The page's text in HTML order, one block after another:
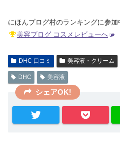
にほんブログ村のランキングに参加
美容ブログ コスメレビューへ
DHC 口コミ 美容液・クリーム
DHC 美容液
シェアOK!